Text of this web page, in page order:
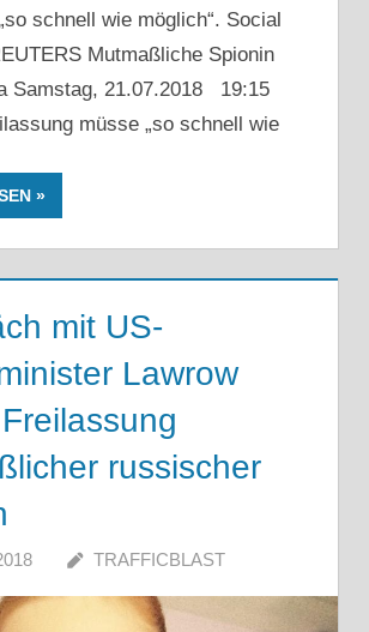
schnell wie möglich“. Social
Mutmaßliche Spionin
Samstag, 21.07.2018 19:15
müsse „so schnell wie
mit US-
Lawrow
russischer
TRAFFICBLAST